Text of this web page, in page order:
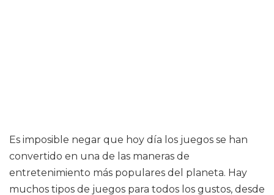
Es imposible negar que hoy día los juegos se han
convertido en una de las maneras de
entretenimiento más populares del planeta. Hay
muchos tipos de juegos para todos los gustos, desde